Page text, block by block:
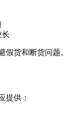
长
假货和断货问题。
提供：